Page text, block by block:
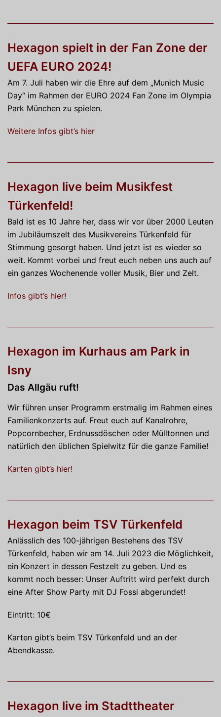
Hexagon spielt in der Fan Zone der
UEFA EURO 2024!
Am 7. Juli haben wir die Ehre auf dem „Munich Music
Day“ im Rahmen der EURO 2024 Fan Zone im Olympia
Park München zu spielen.
Weitere Infos gibt’s hier
Hexagon live beim Musikfest
Türkenfeld!
Bald ist es 10 Jahre her, dass wir vor über 2000 Leuten
im Jubiläumszelt des Musikvereins Türkenfeld für
Stimmung gesorgt haben. Und jetzt ist es wieder so
weit. Kommt vorbei und freut euch neben uns auch auf
ein ganzes Wochenende voller Musik, Bier und Zelt.
Infos gibt’s hier!
Hexagon im Kurhaus am Park in
Isny
Das Allgäu ruft!
Wir führen unser Programm erstmalig im Rahmen eines
Familienkonzerts auf. Freut euch auf Kanalrohre,
Popcornbecher, Erdnussdöschen oder Mülltonnen und
natürlich den üblichen Spielwitz für die ganze Familie!
Karten gibt’s hier!
Hexagon beim TSV Türkenfeld
Anlässlich des 100-jährigen Bestehens des TSV
Türkenfeld, haben wir am 14. Juli 2023 die Möglichkeit,
ein Konzert in dessen Festzelt zu geben. Und es
kommt noch besser: Unser Auftritt wird perfekt durch
eine After Show Party mit DJ Fossi abgerundet!
Eintritt: 10€
Karten gibt’s beim TSV Türkenfeld und an der
Abendkasse.
Hexagon live im Stadttheater